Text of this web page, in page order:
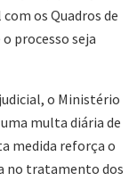
os Quadros de
processo seja
o Ministério
multa diária de
medida reforça o
no tratamento dos